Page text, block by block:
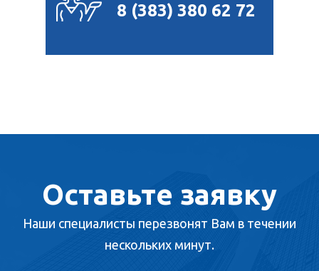
8 (383) 380 62 72
Оставьте заявку
Наши специалисты перезвонят Вам в течении
нескольких минут.